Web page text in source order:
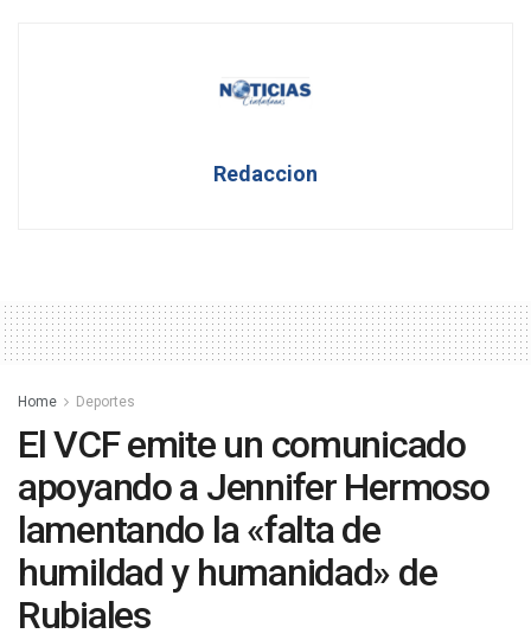
Redaccion
Home Deportes
El VCF emite un comunicado
apoyando a Jennifer Hermoso
lamentando la «falta de
humildad y humanidad» de
Rubiales